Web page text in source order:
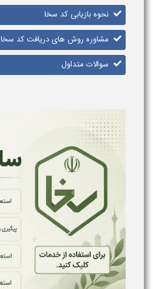
نحوه بازیابی کد سخا
مشاوره روش های دریافت کد سخا
سوالات متداول